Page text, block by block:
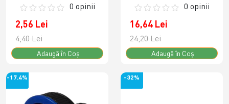
0 opinii
2,56 Lei
4,40 Lei
Adaugă în Coş
0 opinii
16,64 Lei
24,20 Lei
Adaugă în Coş
-17.4% -32%